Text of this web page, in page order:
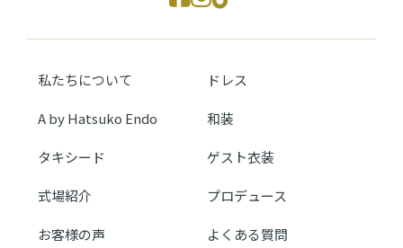
私たちについて ドレス
A by Hatsuko Endo 和装
タキシード ゲスト衣装
式場紹介 プロデュース
お客様の声 よくある質問